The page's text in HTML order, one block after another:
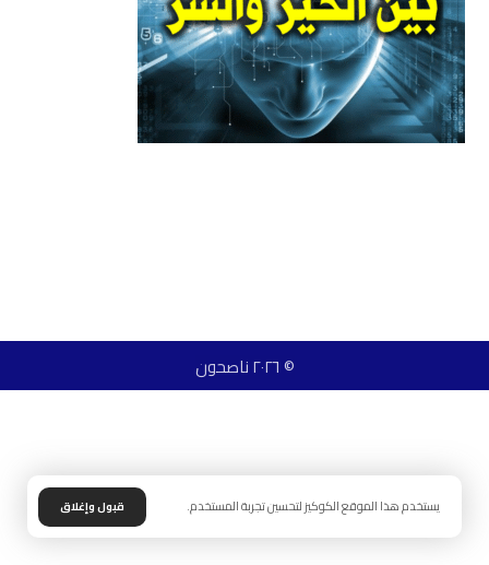
© ٢٠٢٦ ناصحون
يستخدم هذا الموقع الكوكيز لتحسين تجربة المستخدم. قبول وإغلاق